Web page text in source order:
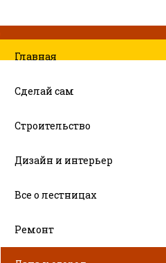
Главная
Сделай сам
Строительство
Дизайн и интерьер
Все о лестницах
Ремонт